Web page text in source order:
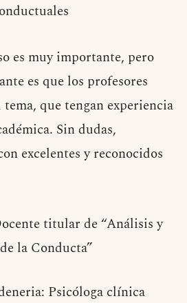
es muy importante, pero
es que los profesores
tema, que tengan experiencia
Sin dudas,
excelentes y reconocidos
titular de “Análisis y
la Conducta”
Psicóloga clínica